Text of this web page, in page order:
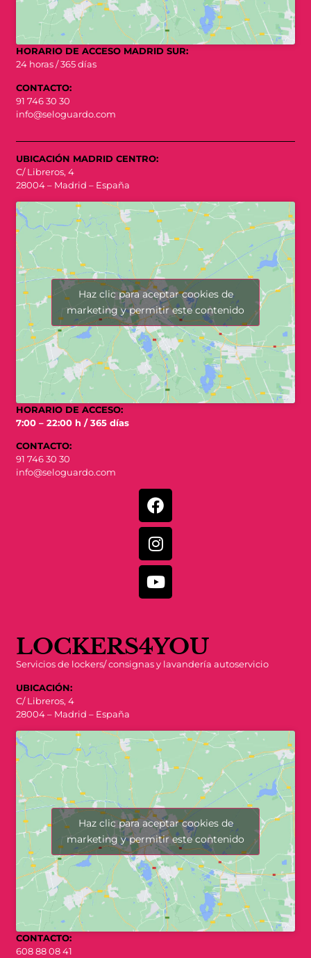
HORARIO DE ACCESO MADRID SUR:
24 horas / 365 días
CONTACTO:
91 746 30 30
info@seloguardo.com
UBICACIÓN MADRID CENTRO:
C/ Libreros, 4
28004 – Madrid – España
Haz clic para aceptar cookies de
marketing y permitir este contenido
HORARIO DE ACCESO:
7:00 – 22:00 h / 365 días
CONTACTO:
91 746 30 30
info@seloguardo.com
LOCKERS4YOU
Servicios de lockers/ consignas y lavandería autoservicio
UBICACIÓN:
C/ Libreros, 4
28004 – Madrid – España
Haz clic para aceptar cookies de
marketing y permitir este contenido
CONTACTO:
608 88 08 41